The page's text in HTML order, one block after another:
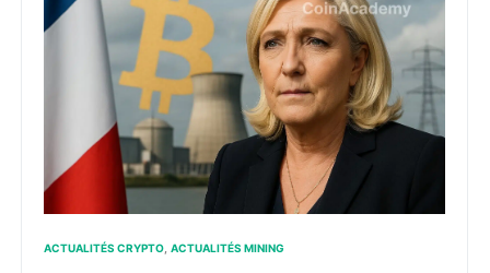
ACTUALITÉS CRYPTO ACTUALITÉS MINING